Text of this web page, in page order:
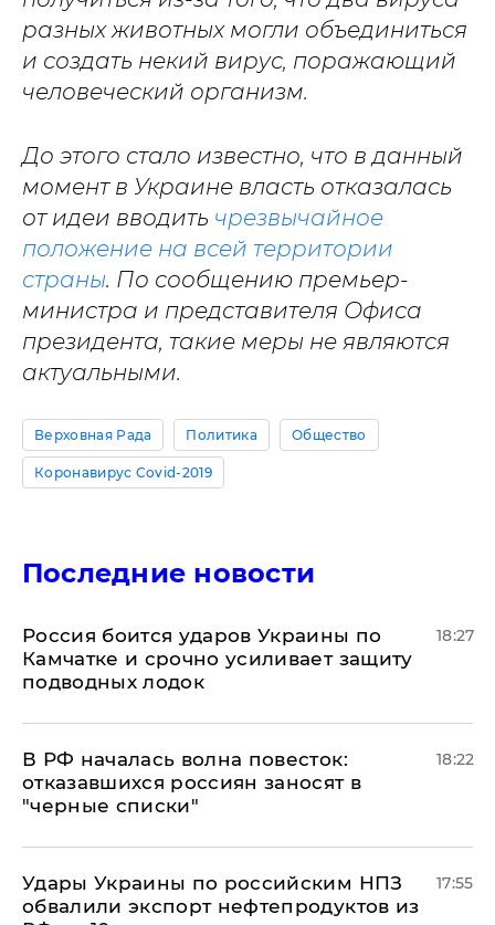
разных животных могли объединиться
и создать некий вирус, поражающий
человеческий организм.
До этого стало известно, что в данный
момент в Украине власть отказалась
от идеи вводить чрезвычайное
положение на всей территории
страны. По сообщению премьер-
министра и представителя Офиса
президента, такие меры не являются
актуальными.
Верховная Рада Политика Общество
Коронавирус Covid-2019
Последние новости
Россия боится ударов Украины по
Камчатке и срочно усиливает защиту
подводных лодок
18:27
​В РФ началась волна повесток:
отказавшихся россиян заносят в
"черные списки"
18:22
Удары Украины по российским НПЗ
обвалили экспорт нефтепродуктов из
17:55